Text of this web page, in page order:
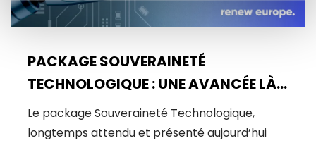
PACKAGE SOUVERAINETÉ
TECHNOLOGIQUE : UNE AVANCÉE LÀ
OÙ UN BOND ÉTAIT NÉCESSAIRE
Le package Souveraineté Technologique,
longtemps attendu et présenté aujourd’hui